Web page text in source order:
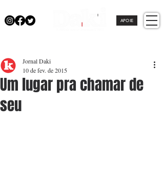
APOIE
Um lugar pra chamar de
seu
Jornal Daki
10 de fev. de 2015